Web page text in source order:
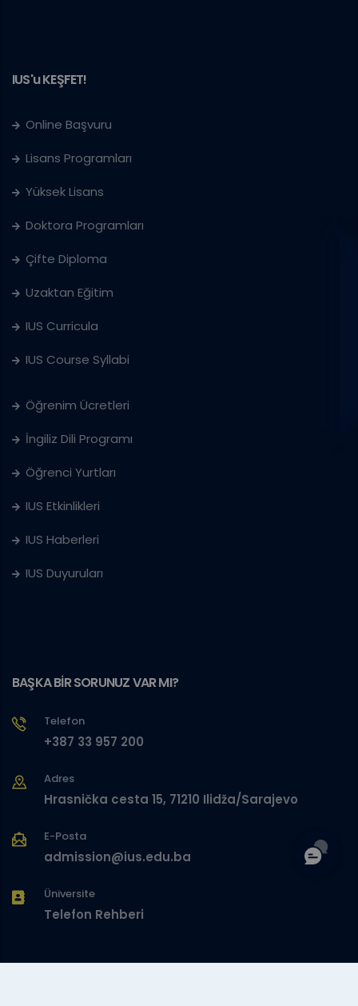
IUS'u KEŞFET!
Online Başvuru
Lisans Programları
Yüksek Lisans
Doktora Programları
Çifte Diploma
Uzaktan Eğitim
IUS Curricula
IUS Course Syllabi
Öğrenim Ücretleri
İngiliz Dili Programı
Öğrenci Yurtları
IUS Etkinlikleri
IUS Haberleri
IUS Duyuruları
BAŞKA BİR SORUNUZ VAR MI?
Telefon
+387 33 957 200
Adres
Hrasnička cesta 15, 71210 Ilidža/Sarajevo
E-Posta
admission@ius.edu.ba
Üniversite
Telefon Rehberi